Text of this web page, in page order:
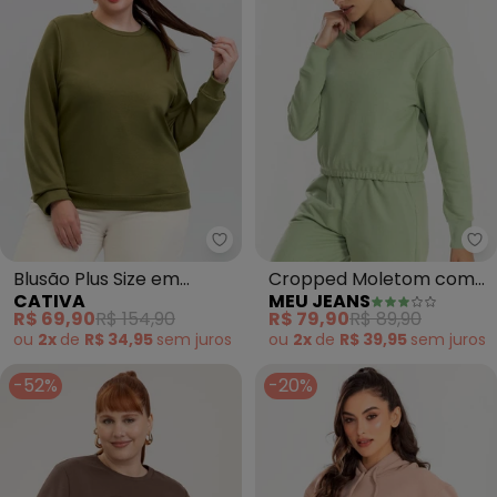
Cativa - Blusão Plus Size em
Blusão Plus Size em
Moletom (Verde)
CATIVA
R$ 69,90R$ 154,90
ou 2x de R$ 34,95 sem juros
Cropped Moletom com
Capuz (Verde Pistache)
MEU JEANS
R$ 79,90R$ 89,90
ou 2x de R$ 39,95 sem juros
-52% -20%